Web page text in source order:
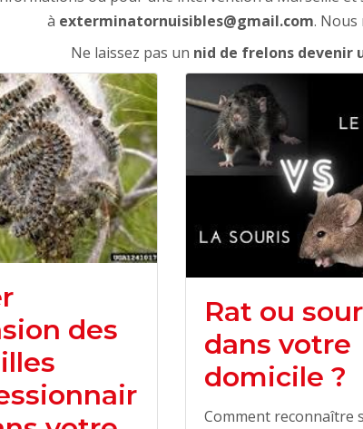
à exterminatornuisibles@gmail.com. Nous
Ne laissez pas un nid de frelons devenir
des
Rat ou
dans votre
domicile ?
Comment reconnaître